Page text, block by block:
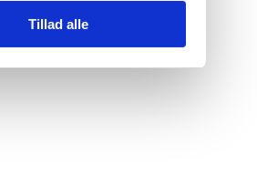
Tillad alle